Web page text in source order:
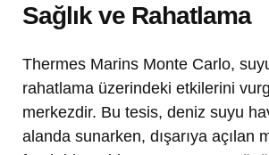
Sağlık ve Rahatlama
Thermes Marins Monte Carlo,
rahatlama üzerindeki etkilerini
merkezdir. Bu tesis, deniz suyu
alanda sunarken, dışarıya açılan